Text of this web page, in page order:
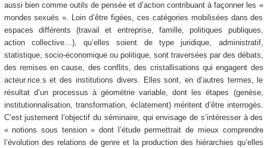
aussi bien comme outils de pensée et d’action contribuant à façonner les «
mondes sexués ». Loin d’être figées, ces catégories mobilisées dans des
espaces différents (travail et entreprise, famille, politiques publiques,
action collective…), qu’elles soient de type juridique, administratif,
statistique, socio-économique ou politique, sont traversées par des débats,
des remises en cause, des conflits, des cristallisations qui engagent des
acteur.rice.s et des institutions divers. Elles sont, en d’autres termes, le
résultat d’un processus à géométrie variable, dont les étapes (genèse,
institutionnalisation, transformation, éclatement) méritent d’être interrogés.
C’est justement l’objectif du séminaire, qui envisage de s’intéresser à des
« notions sous tension » dont l’étude permettrait de mieux comprendre
l’évolution des relations de genre et la production des hiérarchies qu’elles